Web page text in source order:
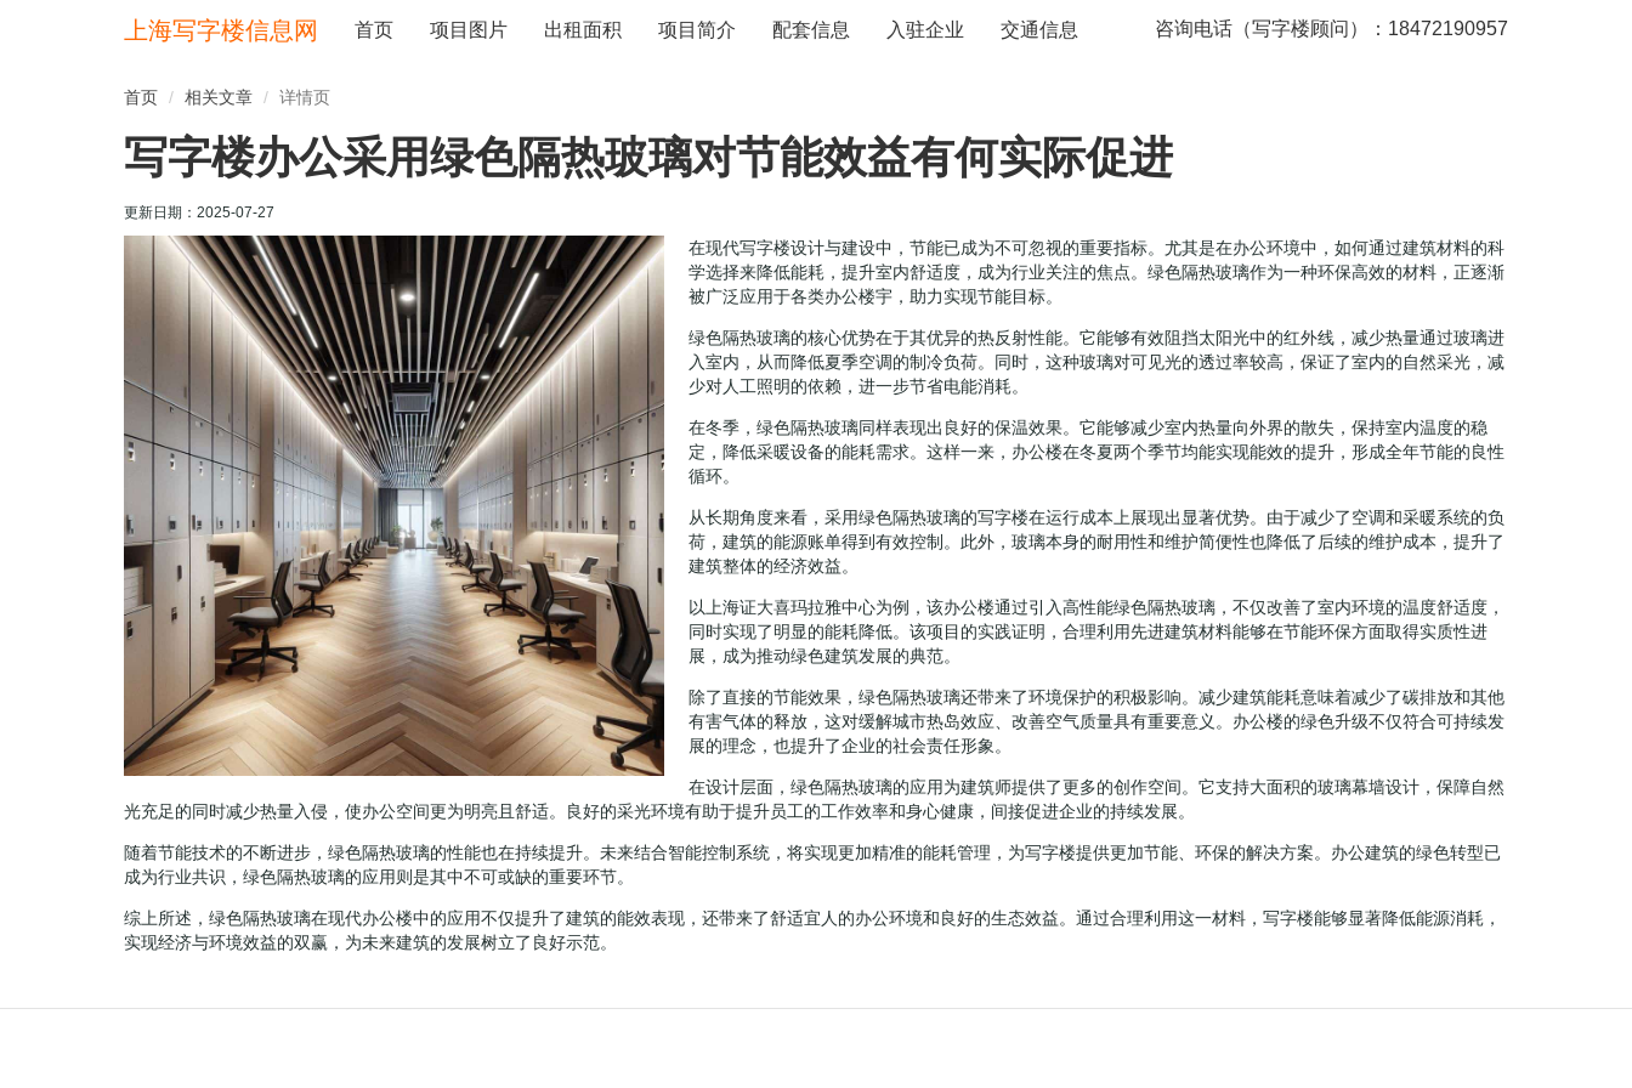
上海写字楼信息网 首页 项目图片 出租面积 项目简介 配套信息 入驻企业 交通信息 咨询电话（写字楼顾问）：18472190957
首页 相关文章 详情页
写字楼办公采用绿色隔热玻璃对节能效益有何实际促进
更新日期： 2025-07-27
在现代写字楼设计与建设中，节能已成为不可忽视的重要指标。尤其是在办公环境中，如何通过建筑材料的科
学选择来降低能耗，提升室内舒适度，成为行业关注的焦点。绿色隔热玻璃作为一种环保高效的材料，正逐渐
被广泛应用于各类办公楼宇，助力实现节能目标。
绿色隔热玻璃的核心优势在于其优异的热反射性能。它能够有效阻挡太阳光中的红外线，减少热量通过玻璃进
入室内，从而降低夏季空调的制冷负荷。同时，这种玻璃对可见光的透过率较高，保证了室内的自然采光，减
少对人工照明的依赖，进一步节省电能消耗。
在冬季，绿色隔热玻璃同样表现出良好的保温效果。它能够减少室内热量向外界的散失，保持室内温度的稳
定，降低采暖设备的能耗需求。这样一来，办公楼在冬夏两个季节均能实现能效的提升，形成全年节能的良性
循环。
从长期角度来看，采用绿色隔热玻璃的写字楼在运行成本上展现出显著优势。由于减少了空调和采暖系统的负
荷，建筑的能源账单得到有效控制。此外，玻璃本身的耐用性和维护简便性也降低了后续的维护成本，提升了
建筑整体的经济效益。
以上海证大喜玛拉雅中心为例，该办公楼通过引入高性能绿色隔热玻璃，不仅改善了室内环境的温度舒适度，
同时实现了明显的能耗降低。该项目的实践证明，合理利用先进建筑材料能够在节能环保方面取得实质性进
展，成为推动绿色建筑发展的典范。
除了直接的节能效果，绿色隔热玻璃还带来了环境保护的积极影响。减少建筑能耗意味着减少了碳排放和其他
有害气体的释放，这对缓解城市热岛效应、改善空气质量具有重要意义。办公楼的绿色升级不仅符合可持续发
展的理念，也提升了企业的社会责任形象。
在设计层面，绿色隔热玻璃的应用为建筑师提供了更多的创作空间。它支持大面积的玻璃幕墙设计，保障自然
光充足的同时减少热量入侵，使办公空间更为明亮且舒适。良好的采光环境有助于提升员工的工作效率和身心健康，间接促进企业的持续发展。
随着节能技术的不断进步，绿色隔热玻璃的性能也在持续提升。未来结合智能控制系统，将实现更加精准的能耗管理，为写字楼提供更加节能、环保的解决方案。办公建筑的绿色转型已
成为行业共识，绿色隔热玻璃的应用则是其中不可或缺的重要环节。
综上所述，绿色隔热玻璃在现代办公楼中的应用不仅提升了建筑的能效表现，还带来了舒适宜人的办公环境和良好的生态效益。通过合理利用这一材料，写字楼能够显著降低能源消耗，
实现经济与环境效益的双赢，为未来建筑的发展树立了良好示范。